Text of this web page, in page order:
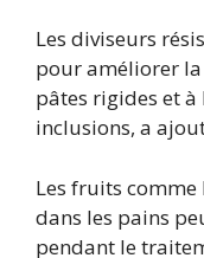
Les diviseurs
pour améliorer
pâtes rigides et à
inclusions, a
Les fruits comme
dans les pains
pendant le